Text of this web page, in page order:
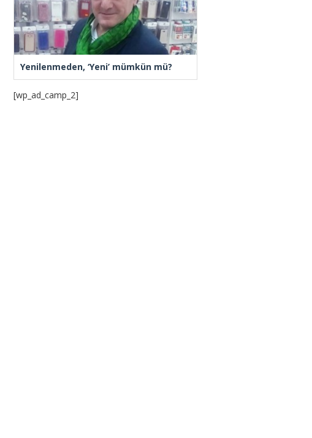
Yenilenmeden, ‘Yeni’ mümkün mü?
[wp_ad_camp_2]